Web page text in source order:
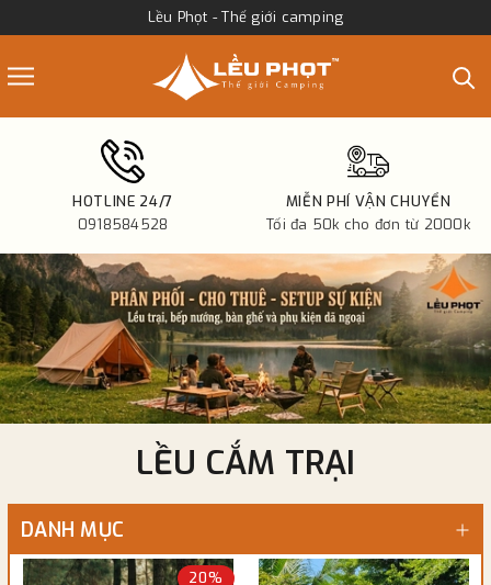
Lều Phọt - Thế giới camping
HOTLINE 24/7
0918584528
MIỄN PHÍ VẬN CHUYỂN
Tối đa 50k cho đơn từ 2000k
LỀU CẮM TRẠI
DANH MỤC
20%